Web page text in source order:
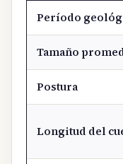
Período
Tamaño
Postura
Longitud del